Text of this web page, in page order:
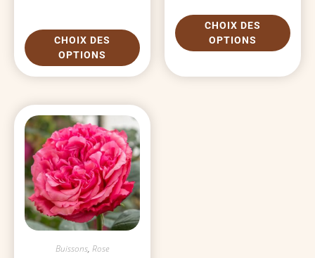
CHOIX DES
OPTIONS
CHOIX DES
OPTIONS
Buissons, Rose